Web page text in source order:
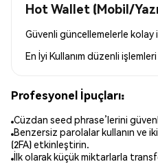
Hot Wallet (Mobil/
Güvenli güncellemelerle kolay
En İyi Kullanım düzenli işlemleri
Profesyonel İpuçları:
Cüzdan seed phrase’lerini
Benzersiz parolalar kullanın ve
(2FA) etkinleştirin.
İlk olarak küçük miktarlarla